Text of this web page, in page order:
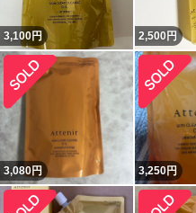
3,100円 2,500 円
3,080円 3,250円